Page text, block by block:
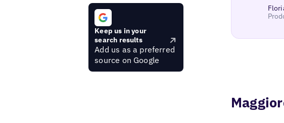
Keep us in your
search results
Add us as a preferred
source on Google